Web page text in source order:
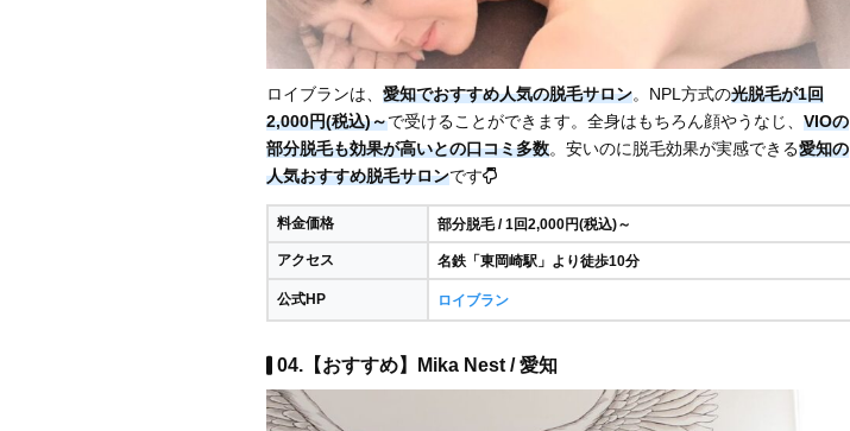
ロイブランは、 愛知でおすすめ人気の脱毛サロン。NPL方式の光脱毛が1回
2,000円(税込)～で受けることができます。全身はもちろん顔やうなじ、 VIOの
部分脱毛も効果が高いとの口コミ多数。安いのに脱毛効果が実感できる愛知の
人気おすすめ脱毛サロンです
料金価格 部分脱毛 / 1回2,000円(税込)～
アクセス 名鉄「東岡崎駅」より徒歩10分
公式HP ロイブラン
04.【おすすめ】Mika Nest / 愛知